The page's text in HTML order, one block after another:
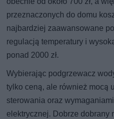
przeznaczonych do domu
najbardziej zaawansowane
regulacją temperatury i
ponad 2000 zł.
Wybierając podgrzewacz
tylko ceną, ale również mocą
sterowania oraz
elektrycznej. Dobrze dobrany